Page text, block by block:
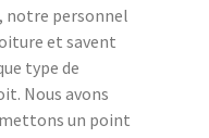
notre personnel
et savent
type de
Nous avons
un point